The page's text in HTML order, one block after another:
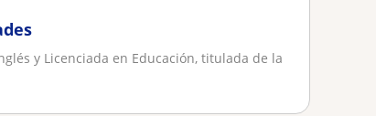
y Licenciada en Educación, titulada de la